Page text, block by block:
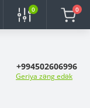
0 0
+994502606996
Geriya zəng edək